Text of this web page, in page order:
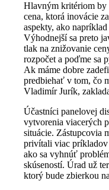
Hlavným kritériom by
cena, ktorá inovácie
aspekty, ako
Výhodnejší sa preto
tlak na znižovanie
rozpočet a poďme sa
Ak máme dobre
predbiehať v tom, čo
Vladimír Jurík,
Účastníci panelovej
vytvorenia viacerých
situácie. Zástupcovia
privítali viac príkladov
ako sa vyhnúť
skúseností. Úrad už
ktorý bude zbierkou